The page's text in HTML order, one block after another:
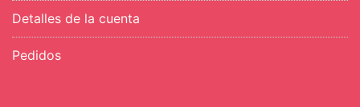
Detalles de la cuenta
Pedidos